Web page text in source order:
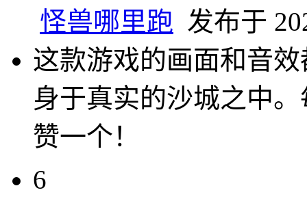
怪兽哪里跑 发布于
这款游戏的画面和音
身于真实的沙城之中
赞一个！
6